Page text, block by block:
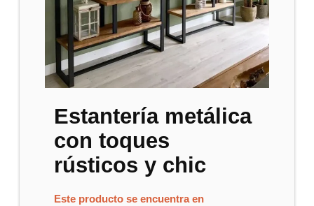
Estantería metálica
con toques
rústicos y chic
Este producto se encuentra en